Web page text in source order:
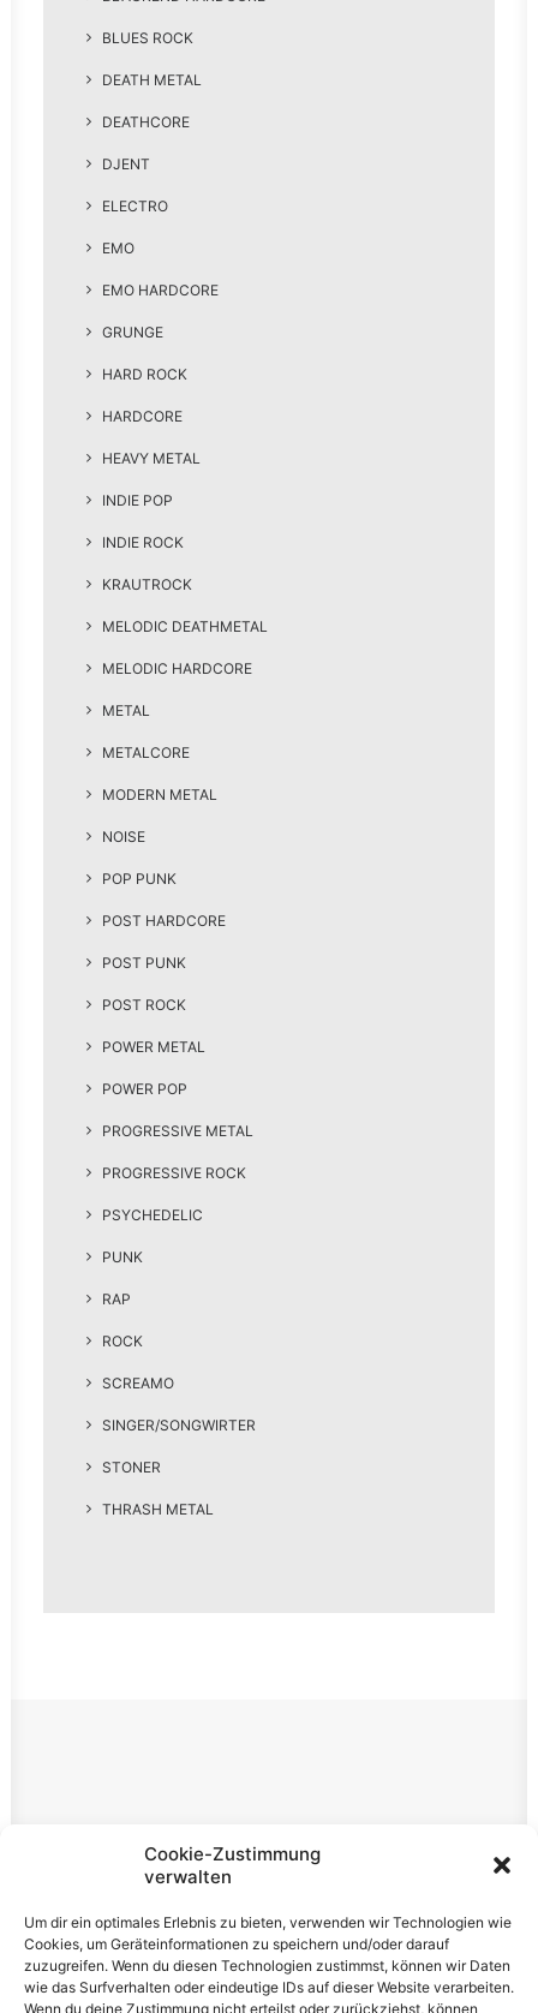
Cookie-Zustimmung
verwalten
Um dir ein optimales Erlebnis zu bieten, verwenden wir Technologien wie
Cookies, um Geräteinformationen zu speichern und/oder darauf
zuzugreifen. Wenn du diesen Technologien zustimmst, können wir Daten
wie das Surfverhalten oder eindeutige IDs auf dieser Website verarbeiten.
Wenn du deine Zustimmung nicht erteilst oder zurückziehst, können
BLUES ROCK
DEATH METAL
DEATHCORE
DJENT
ELECTRO
EMO
EMO HARDCORE
GRUNGE
HARD ROCK
HARDCORE
HEAVY METAL
INDIE POP
INDIE ROCK
KRAUTROCK
MELODIC DEATHMETAL
MELODIC HARDCORE
METAL
METALCORE
MODERN METAL
NOISE
POP PUNK
POST HARDCORE
POST PUNK
POST ROCK
POWER METAL
POWER POP
PROGRESSIVE METAL
PROGRESSIVE ROCK
PSYCHEDELIC
PUNK
RAP
ROCK
SCREAMO
SINGER/SONGWIRTER
STONER
THRASH METAL
Rechtliches
Datenschutzerklärung
Cookie-Richtlinie (EU)